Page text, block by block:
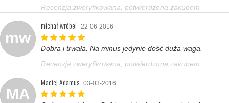
Recenzja zweryfikowana, potwierdzona zakupem
mw
michał wróbel 22-06-2016
Dobra i trwała. Na minus jedynie dość duża waga.
Recenzja zweryfikowana, potwierdzona zakupem
MA
Maciej Adamus 03-03-2016